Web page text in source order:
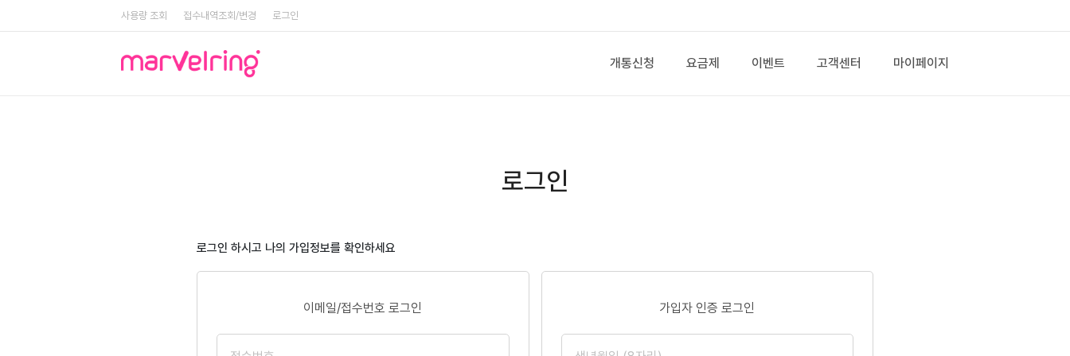
사용량 조회 접수내역조회/변경 로그인
개통신청 요금제 이벤트 고객센터 마이페이지
로그인
로그인 하시고 나의 가입정보를 확인하세요
이메일/접수번호 로그인 가입자 인증 로그인